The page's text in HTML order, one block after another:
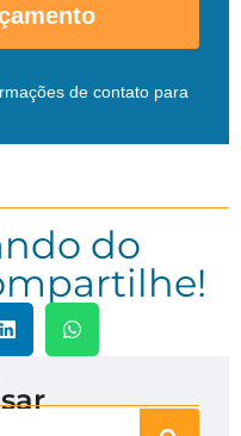
de contato para
do